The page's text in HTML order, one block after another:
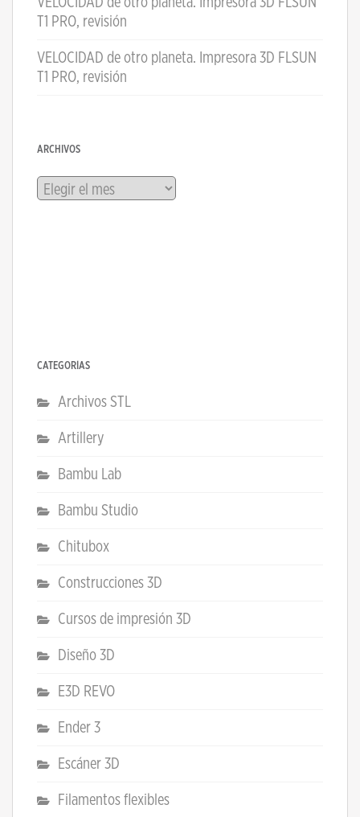
T1 PRO, revisión
VELOCIDAD de otro planeta. Impresora 3D FLSUN
T1 PRO, revisión
ARCHIVOS
Archivos
CATEGORÍAS
Archivos STL
Artillery
Bambu Lab
Bambu Studio
Chitubox
Construcciones 3D
Cursos de impresión 3D
Diseño 3D
E3D REVO
Ender 3
Escáner 3D
Filamentos flexibles